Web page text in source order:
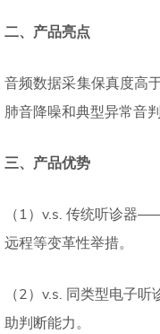
二、产品亮点
音频数据采集保真度高
肺音降噪和典型异常音
三、产品优势
（1）v.s. 传统听诊器
远程等变革性举措。
（2）v.s. 同类型电子
助判断能力。